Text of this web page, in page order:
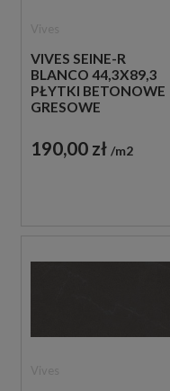
VIVES SEINE-R
BLANCO 44,3X89,3
PŁYTKI BETONOWE
GRESOWE
190,00 zł m2